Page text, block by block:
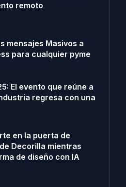
remoto
mensajes Masivos a
para cualquier pyme
El evento que reúne a
regresa con una
en la puerta de
Decorilla mientras
de diseño con IA